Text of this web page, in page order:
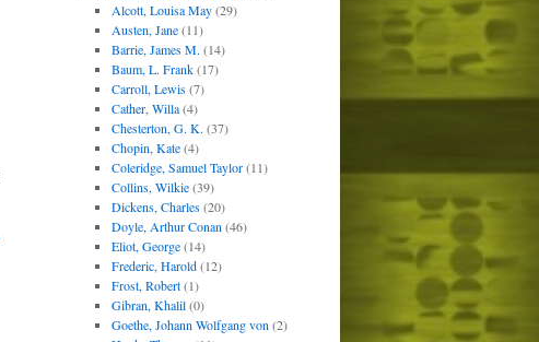
Alcott, Louisa May(29)
Austen, Jane(11)
Barrie, James M. (14)
Baum, L. Frank(17)
Carroll, Lewis(7)
Cather, Willa(4)
Chesterton, G. K. (37)
Chopin, Kate(4)
Coleridge, Samuel Taylor(11)
Collins, Wilkie(39)
Dickens, Charles(20)
Doyle, Arthur Conan (46)
Eliot, George(14)
Frederic, Harold(12)
Frost, Robert(1)
Gibran, Khalil(0)
Goethe, Johann Wolfgang von (2)